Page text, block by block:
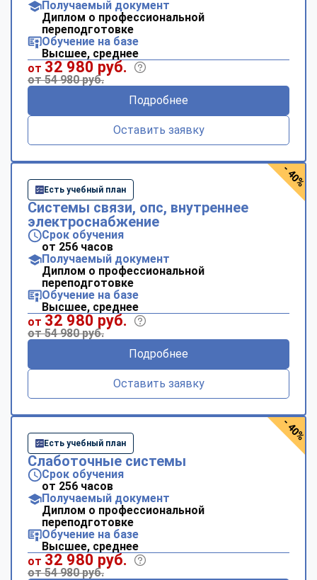
Получаемый документ
Диплом о профессиональной
переподготовке
Обучение на базе
Высшее, среднее
от 32 980 руб.
от 54 980 руб.
Подробнее
Оставить заявку
Есть учебный план
Системы связи, опс, внутреннее
электроснабжение
Срок обучения
от 256 часов
Получаемый документ
Диплом о профессиональной
переподготовке
Обучение на базе
Высшее, среднее
от 32 980 руб.
от 54 980 руб.
Подробнее
Оставить заявку
- 40%
Есть учебный план
Слаботочные системы
Срок обучения
от 256 часов
Получаемый документ
Диплом о профессиональной
переподготовке
Обучение на базе
Высшее, среднее
от 32 980 руб.
от 54 980 руб.
- 40%